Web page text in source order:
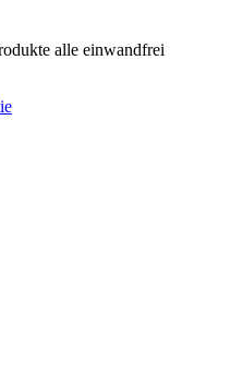
alle einwandfrei